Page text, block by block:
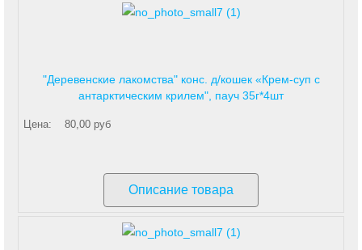
"Деревенские лакомства" конс. д/кошек «Крем-суп с
антарктическим крилем", пауч 35г*4шт
Цена: 80,00 руб
Описание товара